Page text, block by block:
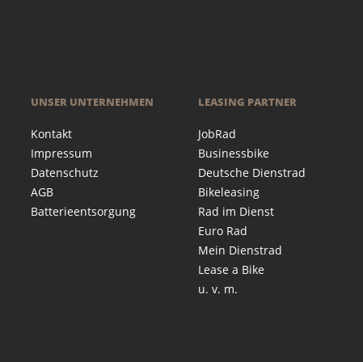
UNSER UNTERNEHMEN
Kontakt
Impressum
Datenschutz
AGB
Batterieentsorgung
LEASING PARTNER
JobRad
Businessbike
Deutsche Dienstrad
Bikeleasing
Rad im Dienst
Euro Rad
Mein Dienstrad
Lease a Bike
u. v. m.